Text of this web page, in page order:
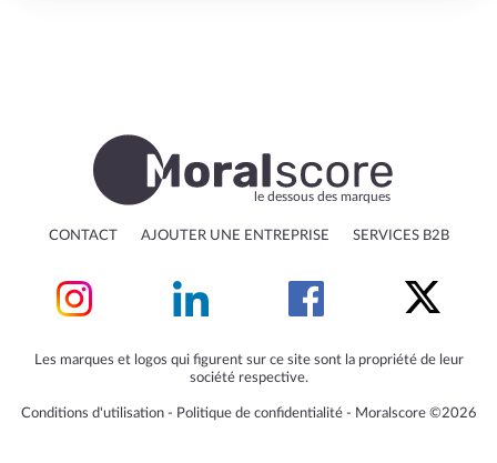
le dessous des marques
CONTACT AJOUTER UNE ENTREPRISE SERVICES B2B
Les marques et logos qui figurent sur ce site sont la propriété de leur
société respective.
Conditions d'utilisation‐ Politique de confidentialité‐ Moralscore ©2026